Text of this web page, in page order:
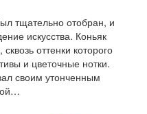
тщательно отобран, и
искусства. Коньяк
оттенки которого
и цветочные нотки.
своим утонченным